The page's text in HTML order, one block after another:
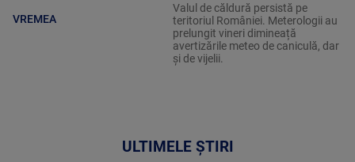
VREMEA
Valul de căldură persistă pe
teritoriul României. Meterologii au
prelungit vineri dimineață
avertizările meteo de caniculă, dar
și de vijelii.
ULTIMELE ȘTIRI